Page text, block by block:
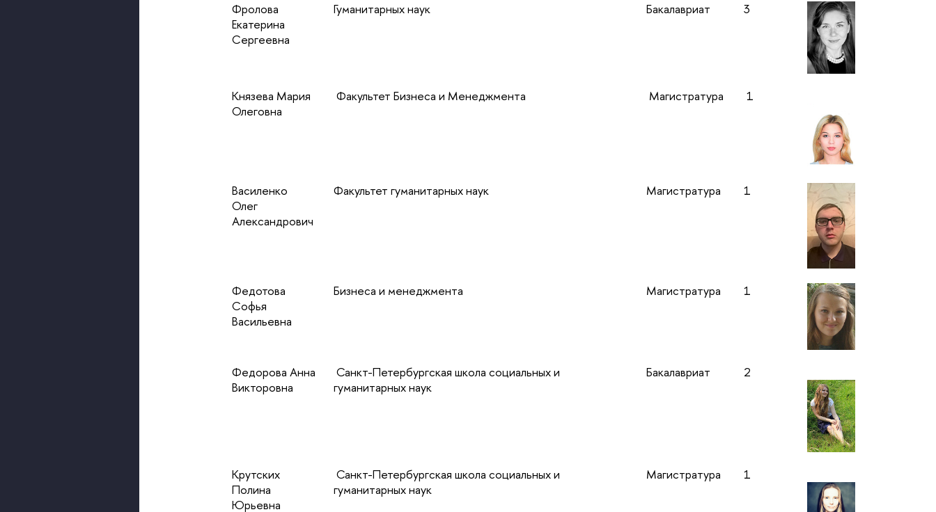
Фролова
Екатерина
Сергеевна
Гуманитарных наук Бакалавриат 3
Князева Мария
Олеговна
Факультет Бизнеса и Менеджмента Магистратура 1
Василенко
Олег
Александрович
Факультет гуманитарных наук Магистратура 1
Федотова
Софья
Васильевна
Бизнеса и менеджмента Магистратура 1
Федорова Анна
Викторовна
Санкт-Петербургская школа социальных и
гуманитарных наук
Бакалавриат 2
Крутских
Полина
Юрьевна
Санкт-Петербургская школа социальных и
гуманитарных наук
Магистратура 1